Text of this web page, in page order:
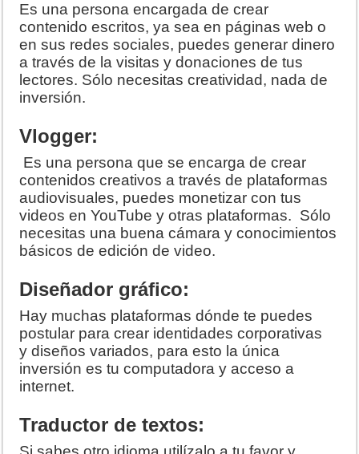
Es una persona encargada de crear
contenido escritos, ya sea en páginas web o
en sus redes sociales, puedes generar dinero
a través de la visitas y donaciones de tus
lectores. Sólo necesitas creatividad, nada de
inversión.
Vlogger:
Es una persona que se encarga de crear
contenidos creativos a través de plataformas
audiovisuales, puedes monetizar con tus
videos en YouTube y otras plataformas. Sólo
necesitas una buena cámara y conocimientos
básicos de edición de video.
Diseñador gráfico:
Hay muchas plataformas dónde te puedes
postular para crear identidades corporativas
y diseños variados, para esto la única
inversión es tu computadora y acceso a
internet.
Traductor de textos: